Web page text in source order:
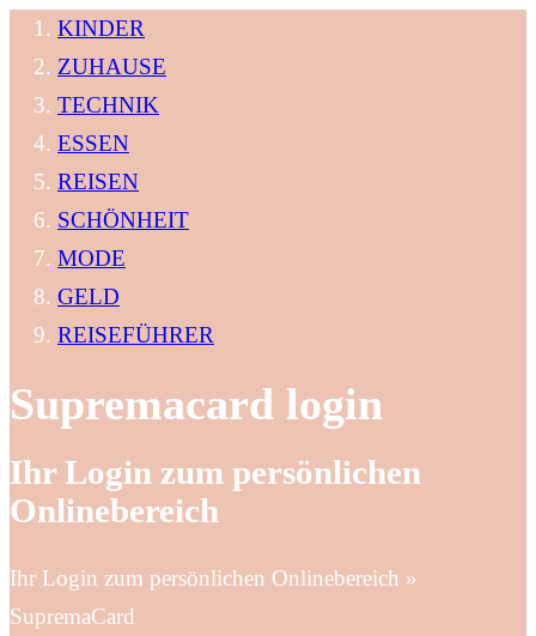
KINDER
ZUHAUSE
TECHNIK
ESSEN
REISEN
SCHÖNHEIT
MODE
GELD
REISEFÜHRER
Supremacard login
Ihr Login zum persönlichen
Onlinebereich
Ihr Login zum persönlichen Onlinebereich »
SupremaCard